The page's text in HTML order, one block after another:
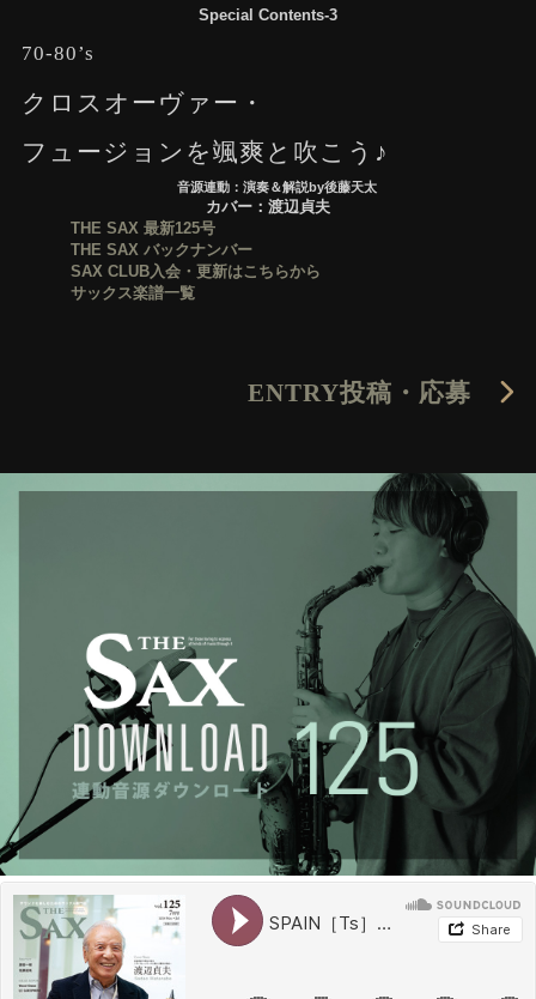
Special Contents-3
70-80’s
クロスオーヴァー・
フュージョンを颯爽と吹こう♪
音源連動：演奏＆解説by後藤天太
カバー：渡辺貞夫
THE SAX 最新125号
THE SAX バックナンバー
SAX CLUB入会・更新はこちらから
サックス楽譜一覧
ENTRY投稿・応募